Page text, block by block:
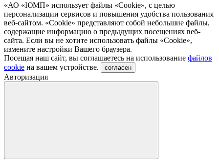
«АО «ЮМП» использует файлы «Сookie», с целью
персонализации сервисов и повышения удобства пользования
веб-сайтом. «Cookie» представляют собой небольшие файлы,
содержащие информацию о предыдущих посещениях веб-
сайта. Если вы не хотите использовать файлы «Сookie»,
измените настройки Вашего браузера.
Посещая наш сайт, вы соглашаетесь на использование файлов
cookie на вашем устройстве. согласен
Авторизация